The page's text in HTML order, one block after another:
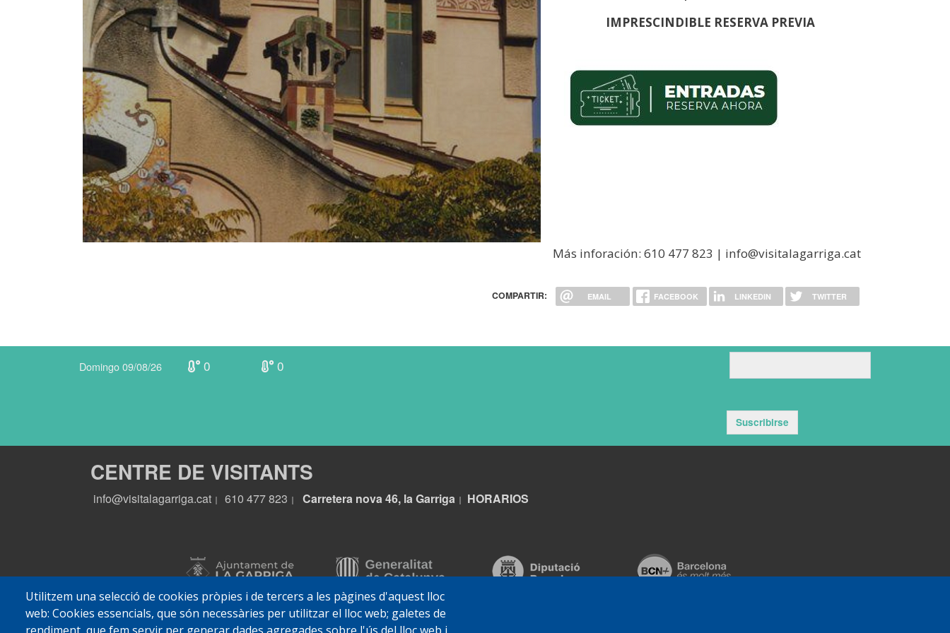
IMPRESCINDIBLE RESERVA PREVIA
Más inforación: 610 477 823 | info@visitalagarriga.cat
COMPARTIR: EMAIL FACEBOOK LINKEDIN TWITTER
Utilitzem una selecció de cookies pròpies i de tercers a les pàgines d'aquest lloc
web: Cookies essencials, que són necessàries per utilitzar el lloc web; galetes de
Domingo 09/08/26 0 0
Suscribirse
CENTRE DE VISITANTS
info@visitalagarriga.cat 610 477 823 Carretera nova 46, la Garriga HORARIOS